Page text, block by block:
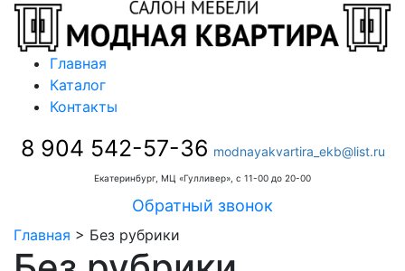
Главная
Каталог
Контакты
8 904 542-57-36 modnayakvartira_ekb@list.ru
Екатеринбург, МЦ «Гулливер», с 11-00 до 20-00
Обратный звонок
Главная > Без рубрики